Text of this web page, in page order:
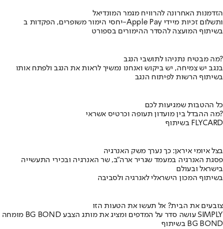
הזדמנות האחרונה להרוויח מגמר המונדיאל
יחסי הימור משופרים, הפקדות ב-Apple Pay ותשלום זכיות מיידי
בשיתוף המועצה להסדר ההימורים בספורט
מה מבטיח נתניהו לתושבי הנגב?
בנגב יש צמיחה, יש ביקוש ואנחנו נמשיך לראות את הנגב ולפתח אותו
בשיתוף הרשות לפיתוח הנגב
כל ההטבות שמגיעות לכם
מה ההבדל בין מועדון תעופה וכרטיס אשראי?
בשיתוף FLYCARD
בצל איומי איראן: כך נערך משק האנרגיה
פסגת האנרגיה במעמד שגריר ארה"ב, שר האנרגיה ובכירי התעשייה
בישראל ובעולם
בשיתוף המכון הישראלי לאנרגיה ולסביבה
צובעים את הבית? אל תעשו את הטעות הזו
מומחה BG BOND עושה סדר על המדפים ומציג את מותג הצבע SIMPLY
בשיתוף BG BOND